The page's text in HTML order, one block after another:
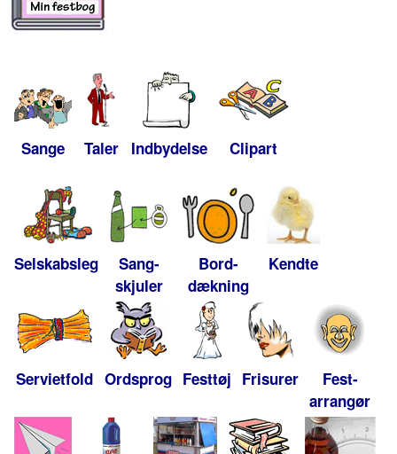
Sange Taler Indbydelse Clipart
Selskabsleg
Sang-
skjuler
Bord-
dækning
Kendte
Servietfold Ordsprog Festtøj Frisurer
Fest-
arrangør